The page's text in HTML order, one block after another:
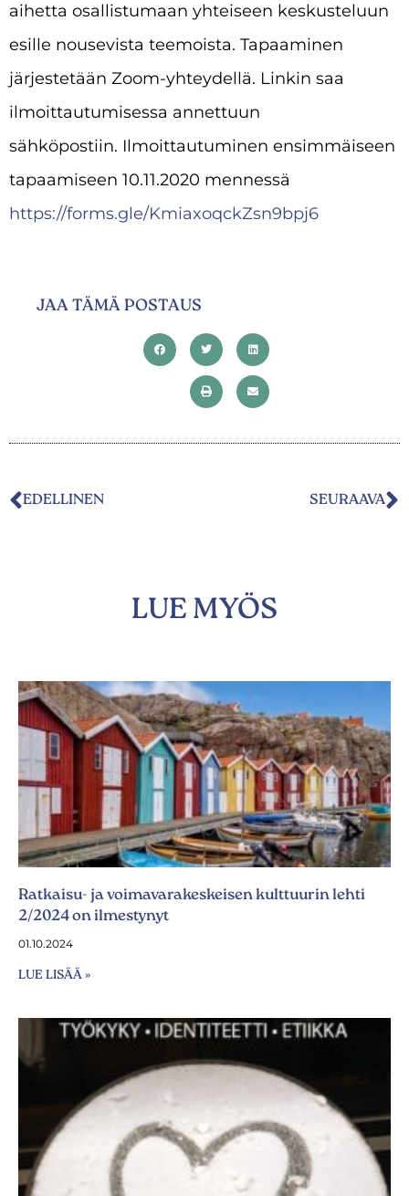
aihetta osallistumaan yhteiseen keskusteluun
esille nousevista teemoista. Tapaaminen
järjestetään Zoom-yhteydellä. Linkin saa
ilmoittautumisessa annettuun
sähköpostiin. Ilmoittautuminen ensimmäiseen
tapaamiseen 10.11.2020 mennessä
https://forms.gle/KmiaxoqckZsn9bpj6
JAA TÄMÄ POSTAUS
EDELLINEN SEURAAVA
LUE MYÖS
Ratkaisu- ja voimavarakeskeisen kulttuurin lehti
2/2024 on ilmestynyt
01.10.2024
LUE LISÄÄ »